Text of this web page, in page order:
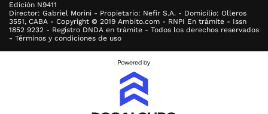
Edición N9411
Director: Gabriel Morini - Propietario: Nefir S.A. - Domicilio: Olleros
3551, CABA - Copyright © 2019 Ambito.com - RNPI En trámite - Issn
1852 9232 - Registro DNDA en trámite - Todos los derechos reservados
- Términos y condiciones de uso